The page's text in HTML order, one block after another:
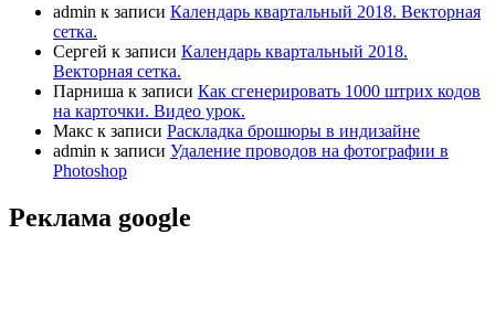
admin к записи Календарь квартальный 2018. Векторная
сетка.
Сергей к записи Календарь квартальный 2018.
Векторная сетка.
Парниша к записи Как сгенерировать 1000 штрих кодов
на карточки. Видео урок.
Макс к записи Раскладка брошюры в индизайне
admin к записи Удаление проводов на фотографии в
Photoshop
Реклама google